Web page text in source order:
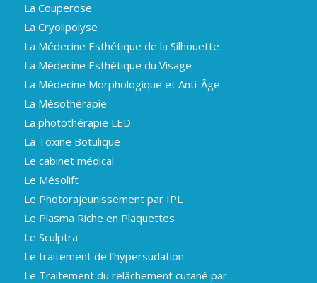
La Couperose
La Cryolipolyse
La Médecine Esthétique de la Silhouette
La Médecine Esthétique du Visage
La Médecine Morphologique et Anti-Âge
La Mésothérapie
La photothérapie LED
La Toxine Botulique
Le cabinet médical
Le Mésolift
Le Photorajeunissement par IPL
Le Plasma Riche en Plaquettes
Le Sculptra
Le traitement de l’hypersudation
Le Traitement du relâchement cutané par